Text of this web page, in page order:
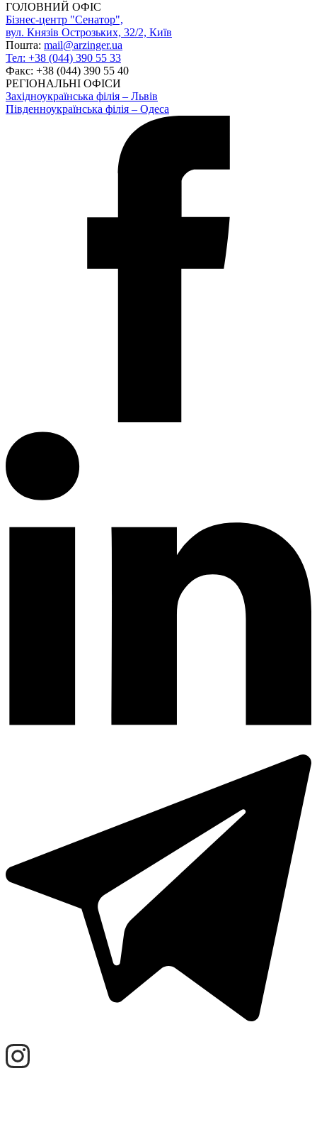
ГОЛОВНИЙ ОФІС
Бізнес-центр "Сенатор",
вул. Князів Острозьких, 32/2, Київ
Пошта: mail@arzinger.ua
Тел: +38 (044) 390 55 33
Факс: +38 (044) 390 55 40
РЕГІОНАЛЬНІ ОФІСИ
Західноукраїнська філія – Львів
Південноукраїнська філія – Одеса